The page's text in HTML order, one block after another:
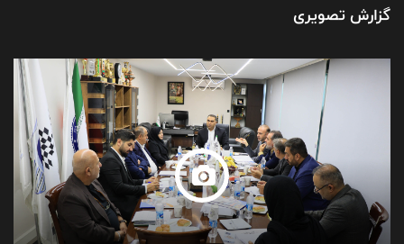
گزارش تصویری